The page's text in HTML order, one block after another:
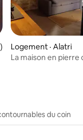
de 4,86 sur 5, 86
Logement · Alatri
La maison en pierre
du coin